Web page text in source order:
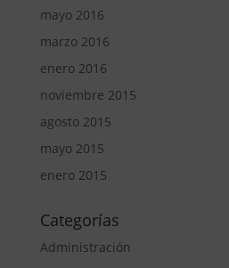
mayo 2016
marzo 2016
enero 2016
noviembre 2015
agosto 2015
mayo 2015
enero 2015
Categorías
Administración